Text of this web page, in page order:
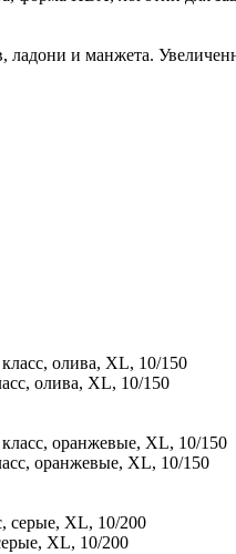
ладони и манжета.
олива, ХL, 10/150
оранжевые, ХL, 10/150
XL, 10/200